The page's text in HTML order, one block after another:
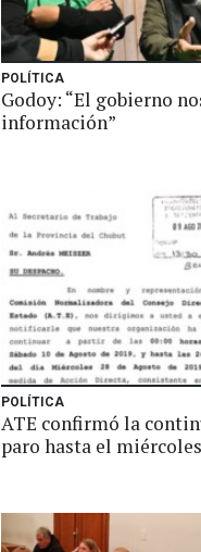
POLÍTICA
Godoy: “El gobierno
información”
POLÍTICA
ATE confirmó la
paro hasta el miércoles